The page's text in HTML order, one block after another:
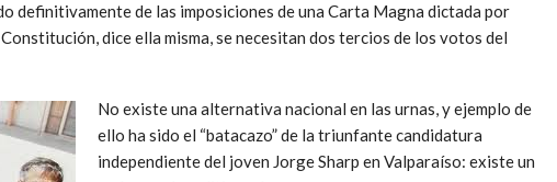
definitivamente de las imposiciones de una Carta Magna dictada por
dice ella misma, se necesitan dos tercios de los votos del
No existe una alternativa nacional en las urnas, y ejemplo de
ello ha sido el “batacazo” de la triunfante candidatura
independiente del joven Jorge Sharp en Valparaíso: existe un